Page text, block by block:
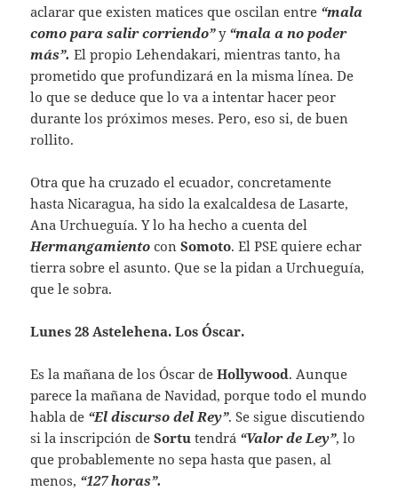
aclarar que existen matices que oscilan entre “mala
como para salir corriendo”y “mala a no poder
más”. El propio Lehendakari, mientras tanto, ha
prometido que profundizará en la misma línea. De
lo que se deduce que lo va a intentar hacer peor
durante los próximos meses. Pero, eso si, de buen
rollito.
Otra que ha cruzado el ecuador, concretamente
hasta Nicaragua, ha sido la exalcaldesa de Lasarte,
Ana Urchueguía. Y lo ha hecho a cuenta del
Hermangamiento conSomoto. El PSE quiere echar
tierra sobre el asunto. Que se la pidan a Urchueguía,
que le sobra.
Lunes 28 Astelehena. Los Óscar.
Es la mañana de los Óscar deHollywood. Aunque
parece la mañana de Navidad, porque todo el mundo
habla de “El discurso del Rey”. Se sigue discutiendo
si la inscripción deSortutendrá “Valor de Ley”, lo
que probablemente no sepa hasta que pasen, al
menos, “127 horas”.